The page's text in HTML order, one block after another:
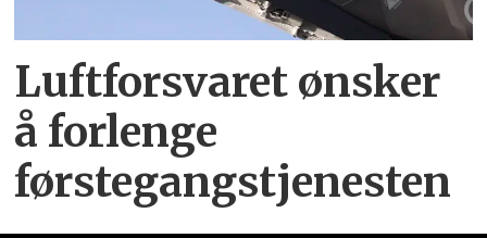
Luftforsvaret ønsker
å forlenge
førstegangstjenesten